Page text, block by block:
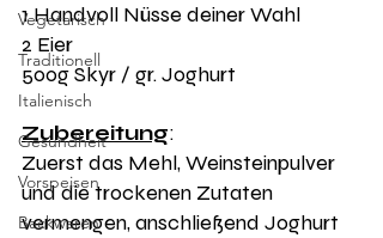
Vegetarisch
Traditionell
Italienisch
Gesundheit
Vorspeisen
Backwaren
1 Handvoll Nüsse deiner Wahl
2 Eier
500g Skyr / gr. Joghurt
Zubereitung:
Zuerst das Mehl, Weinsteinpulver
und die trockenen Zutaten
vermengen, anschließend Joghurt